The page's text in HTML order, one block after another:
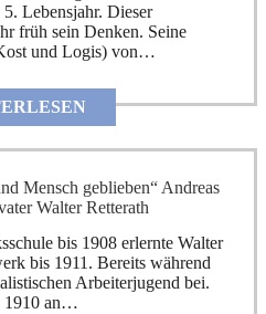
Lebensjahr. Dieser
früh sein Denken. Seine
und Logis) von…
Mensch geblieben“ Andreas
Walter Retterath
bis 1908 erlernte Walter
bis 1911. Bereits während
Arbeiterjugend bei.
1910 an…